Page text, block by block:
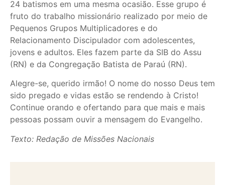
24 batismos em uma mesma ocasião. Esse grupo é
fruto do trabalho missionário realizado por meio de
Pequenos Grupos Multiplicadores e do
Relacionamento Discipulador com adolescentes,
jovens e adultos. Eles fazem parte da SIB do Assu
(RN) e da Congregação Batista de Paraú (RN).
Alegre-se, querido irmão! O nome do nosso Deus tem
sido pregado e vidas estão se rendendo à Cristo!
Continue orando e ofertando para que mais e mais
pessoas possam ouvir a mensagem do Evangelho.
Texto: Redação de Missões Nacionais